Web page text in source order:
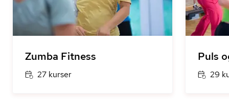
Zumba Fitness
27 kurser
Puls
29